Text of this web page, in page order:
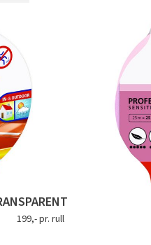
199,- pr. rull